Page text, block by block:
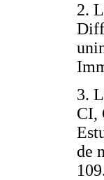
2.
3.
CI,
de